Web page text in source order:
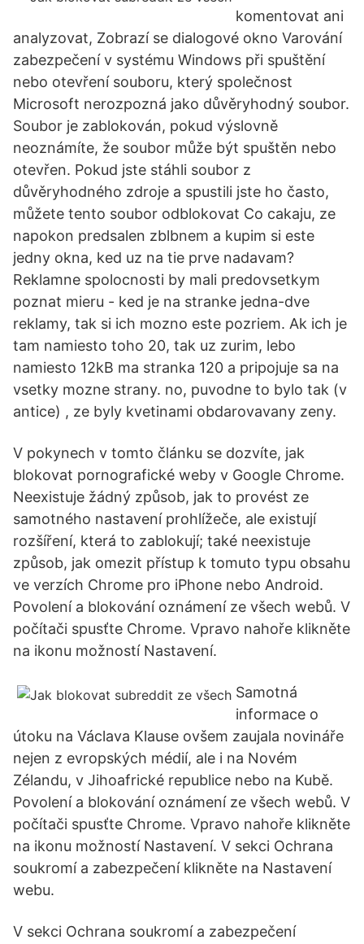
komentovat ani
analyzovat, Zobrazí se dialogové okno Varování
zabezpečení v systému Windows při spuštění
nebo otevření souboru, který společnost
Microsoft nerozpozná jako důvěryhodný soubor.
Soubor je zablokován, pokud výslovně
neoznámíte, že soubor může být spuštěn nebo
otevřen. Pokud jste stáhli soubor z
důvěryhodného zdroje a spustili jste ho často,
můžete tento soubor odblokovat Co cakaju, ze
napokon predsalen zblbnem a kupim si este
jedny okna, ked uz na tie prve nadavam?
Reklamne spolocnosti by mali predovsetkym
poznat mieru - ked je na stranke jedna-dve
reklamy, tak si ich mozno este pozriem. Ak ich je
tam namiesto toho 20, tak uz zurim, lebo
namiesto 12kB ma stranka 120 a pripojuje sa na
vsetky mozne strany. no, puvodne to bylo tak (v
antice) , ze byly kvetinami obdarovavany zeny.
V pokynech v tomto článku se dozvíte, jak
blokovat pornografické weby v Google Chrome.
Neexistuje žádný způsob, jak to provést ze
samotného nastavení prohlížeče, ale existují
rozšíření, která to zablokují; také neexistuje
způsob, jak omezit přístup k tomuto typu obsahu
ve verzích Chrome pro iPhone nebo Android.
Povolení a blokování oznámení ze všech webů. V
počítači spusťte Chrome. Vpravo nahoře klikněte
na ikonu možností Nastavení.
Samotná
informace o
útoku na Václava Klause ovšem zaujala novináře
nejen z evropských médií, ale i na Novém
Zélandu, v Jihoafrické republice nebo na Kubě.
Povolení a blokování oznámení ze všech webů. V
počítači spusťte Chrome. Vpravo nahoře klikněte
na ikonu možností Nastavení. V sekci Ochrana
soukromí a zabezpečení klikněte na Nastavení
webu.
V sekci Ochrana soukromí a zabezpečení